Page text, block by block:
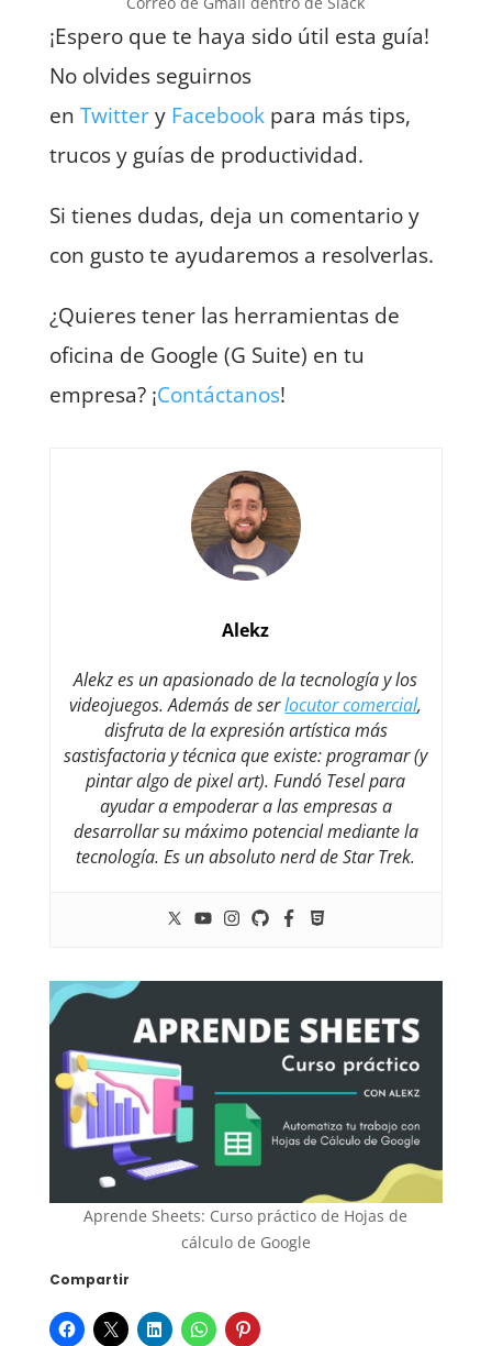
¡Espero que te haya sido útil esta guía!
No olvides seguirnos
en Twittery Facebookpara más tips,
trucos y guías de productividad.
Si tienes dudas, deja un comentario y
con gusto te ayudaremos a resolverlas.
¿Quieres tener las herramientas de
oficina de Google (G Suite) en tu
empresa? ¡Contáctanos!
Alekz
Alekz es un apasionado de la tecnología y los
videojuegos. Además de serlocutor comercial,
disfruta de la expresión artística más
sastisfactoria y técnica que existe: programar (y
pintar algo de pixel art). Fundó Tesel para
ayudar a empoderar a las empresas a
desarrollar su máximo potencial mediante la
tecnología. Es un absoluto nerd de Star Trek.
Aprende Sheets: Curso práctico de Hojas de
cálculo de Google
Compartir